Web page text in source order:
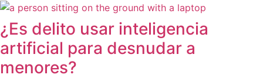
¿Es delito usar inteligencia
artificial para desnudar a
menores?